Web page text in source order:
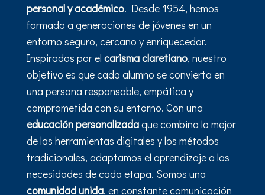
personal y académico. Desde 1954, hemos
formado a generaciones de jóvenes en un
entorno seguro, cercano y enriquecedor.
Inspirados por el carisma claretiano, nuestro
objetivo es que cada alumno se convierta en
una persona responsable, empática y
comprometida con su entorno. Con una
educación personalizadaque combina lo mejor
de las herramientas digitales y los métodos
tradicionales, adaptamos el aprendizaje a las
necesidades de cada etapa. Somos una
comunidad unida, en constante comunicación